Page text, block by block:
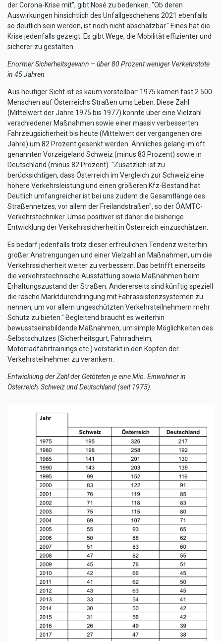
der Corona-Krise mit", gibt Nosé zu bedenken. "Ob deren
Auswirkungen hinsichtlich des Unfallgeschehens 2021 ebenfalls
so deutlich sein werden, ist noch nicht abschätzbar." Eines hat die
Krise jedenfalls gezeigt: Es gibt Wege, die Mobilität effizienter und
sicherer zu gestalten.
Enormer Sicherheitsgewinn – über 80 Prozent weniger Verkehrstote
in 45 Jahren
Aus heutiger Sicht ist es kaum vorstellbar: 1975 kamen fast 2.500
Menschen auf Österreichs Straßen ums Leben. Diese Zahl
(Mittelwert der Jahre 1975 bis 1977) konnte über eine Vielzahl
verschiedener Maßnahmen sowie einer massiv verbesserten
Fahrzeugsicherheit bis heute (Mittelwert der vergangenen drei
Jahre) um 82 Prozent gesenkt werden. Ähnliches gelang im oft
genannten Vorzeigeland Schweiz (minus 83 Prozent) sowie in
Deutschland (minus 82 Prozent). "Zusätzlich ist zu
berücksichtigen, dass Österreich im Vergleich zur Schweiz eine
höhere Verkehrsleistung und einen größeren Kfz-Bestand hat.
Deutlich umfangreicher ist bei uns zudem die Gesamtlänge des
Straßennetzes, vor allem der Freilandstraßen", so der ÖAMTC-
Verkehrstechniker. Umso positiver ist daher die bisherige
Entwicklung der Verkehrssicherheit in Österreich einzuschätzen.
Es bedarf jedenfalls trotz dieser erfreulichen Tendenz weiterhin
großer Anstrengungen und einer Vielzahl an Maßnahmen, um die
Verkehrssicherheit weiter zu verbessern. Das betrifft einerseits
die verkehrstechnische Ausstattung sowie Maßnahmen beim
Erhaltungszustand der Straßen. Andererseits sind künftig speziell
die rasche Marktdurchdringung mit Fahrassistenzsystemen zu
nennen, um vor allem ungeschützten Verkehrsteilnehmern mehr
Schutz zu bieten." Begleitend braucht es weiterhin
bewusstseinsbildende Maßnahmen, um simple Möglichkeiten des
Selbstschutzes (Sicherheitsgurt, Fahrradhelm,
Motorradfahrtrainings etc.) verstärkt in den Köpfen der
Verkehrsteilnehmer zu verankern.
Entwicklung der Zahl der Getöteten je eine Mio. Einwohner in
Österreich, Schweiz und Deutschland (seit 1975).